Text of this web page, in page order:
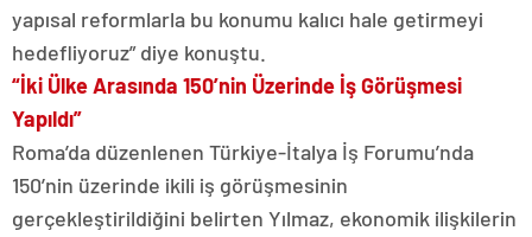
yapısal reformlarla bu konumu kalıcı hale getirmeyi
hedefliyoruz” diye konuştu.
“İki Ülke Arasında 150’nin Üzerinde İş Görüşmesi
Yapıldı”
Roma’da düzenlenen Türkiye-İtalya İş Forumu’nda
150’nin üzerinde ikili iş görüşmesinin
gerçekleştirildiğini belirten Yılmaz, ekonomik ilişkilerin